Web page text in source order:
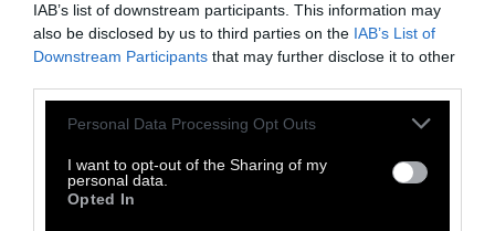
IAB’s list of downstream participants. This information may
also be disclosed by us to third parties on the IAB’s List of
Downstream Participants that may further disclose it to other
Personal Data Processing Opt Outs
I want to opt-out of the Sharing of my
personal data.
Opted In
Τα δύο Block Party στο κέντρο
της Αθήνας τον Ιούνιο
Με ελεύθερη είσοδο